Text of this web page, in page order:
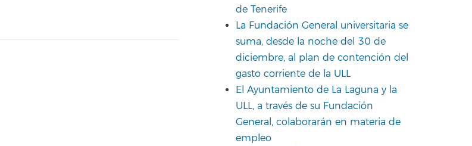
de Tenerife
La Fundación General universitaria se
suma, desde la noche del 30 de
diciembre, al plan de contención del
gasto corriente de la ULL
El Ayuntamiento de La Laguna y la
ULL, a través de su Fundación
General, colaborarán en materia de
empleo